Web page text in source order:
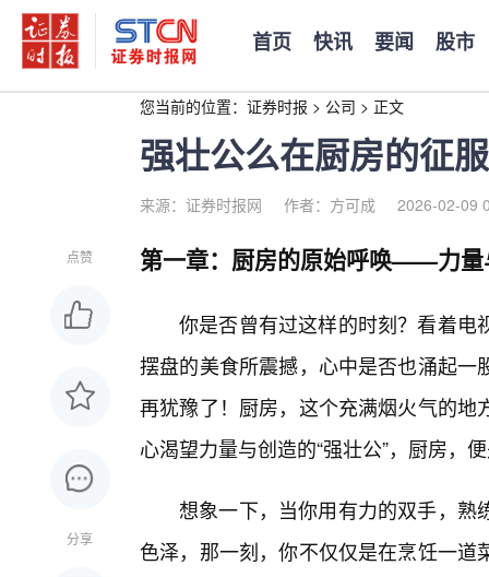
首页 快讯 要闻 股市
您当前的位置： 证券时报 > 公司 > 正文
强壮公么在厨房的征
来源：证券时报网 作者：方可成 2026-02-09
点赞
分享
第一章：厨房的原始呼唤——力量
你是否曾有过这样的时刻？看着电
摆盘的美食所震撼，心中是否也涌起
再犹豫了！厨房，这个充满烟火气的
心渴望力量与创造的“强壮公”，厨房，
想象一下，当你用有力的双手，熟
色泽，那一刻，你不仅仅是在烹饪一